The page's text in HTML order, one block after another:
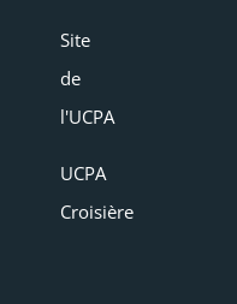
Site
de
l'UCPA
UCPA
Croisière